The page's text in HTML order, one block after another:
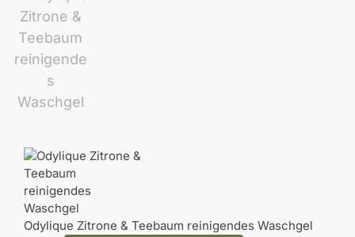
Odylique Zitrone & Teebaum reinigendes Waschgel